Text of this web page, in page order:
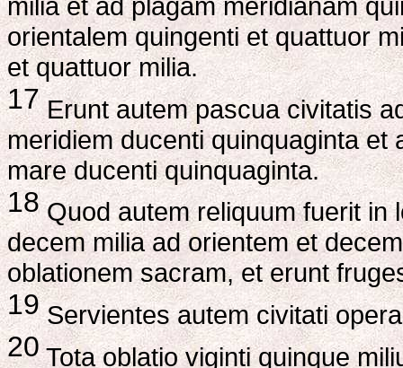
orientalem quingenti et quattuor
et quattuor milia.
17Erunt autem pascua civitatis
meridiem ducenti quinquaginta et
mare ducenti quinquaginta.
18Quod autem reliquum fuerit in
decem milia ad orientem et
oblationem sacram, et erunt
19Servientes autem civitati
20Tota oblatio viginti quinque